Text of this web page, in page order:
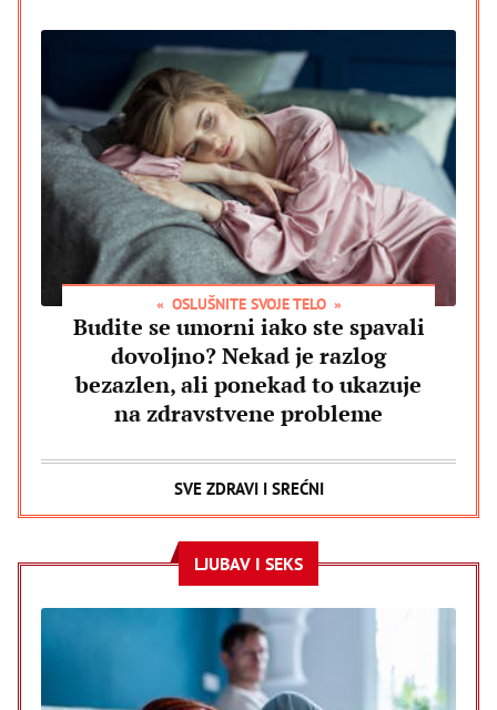
OSLUŠNITE SVOJE TELO
Budite se umorni iako ste spavali
dovoljno? Nekad je razlog
bezazlen, ali ponekad to ukazuje
na zdravstvene probleme
SVE ZDRAVI I SREĆNI
LJUBAV I SEKS